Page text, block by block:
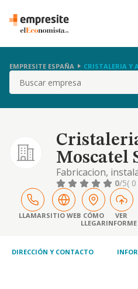
EMPRESITE ESPAÑA CRISTALERIA Y
Buscar
Moscatel
Fabricacion,
carpinteria de
como elementos
hogar.
mantenimiento,
toda clase de
0/5(
LLAMARSITIO WEB CÓMO
LLEGAR
VER
INFORME
DIRECCIÓN Y CONTACTO